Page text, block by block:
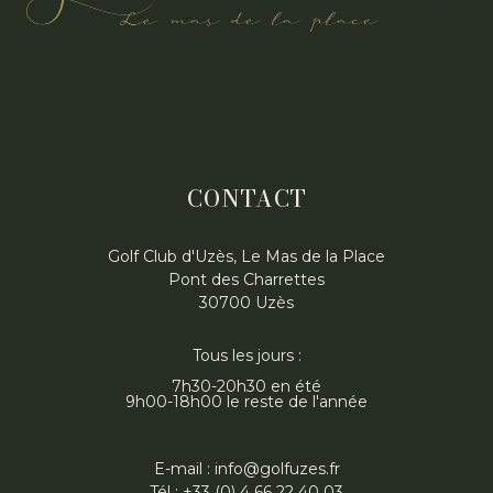
CONTACT
Golf Club d'Uzès, Le Mas de la Place
Pont des Charrettes
30700 Uzès
Tous les jours :
7h30-20h30 en été
9h00-18h00 le reste de l'année
E-mail : info@golfuzes.fr